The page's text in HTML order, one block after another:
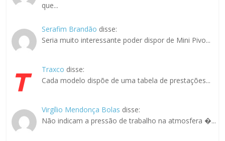
que...
Serafim Brandão disse:
Seria muito interessante poder dispor de Mini Pivo...
Traxco disse:
Cada modelo dispõe de uma tabela de prestações...
Virgílio Mendonça Bolas disse:
Não indicam a pressão de trabalho na atmosfera �...